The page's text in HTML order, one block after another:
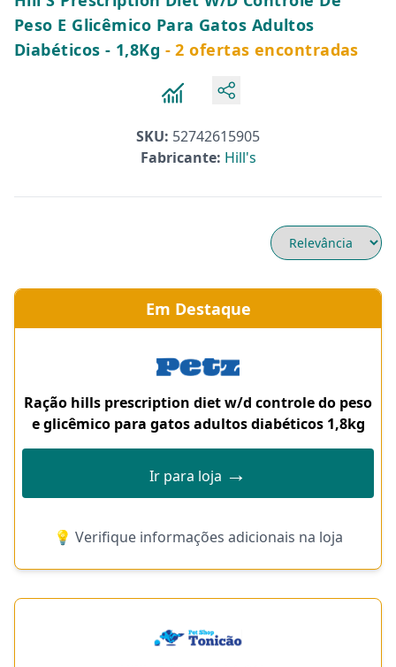
Peso E Glicêmico Para Gatos Adultos
Diabéticos - 1,8Kg - 2 ofertas encontradas
SKU: 52742615905
Fabricante: Hill's
Em Destaque
Ração hills prescription diet w/d controle do peso
e glicêmico para gatos adultos diabéticos 1,8kg
Ir para loja →
💡 Verifique informações adicionais na loja